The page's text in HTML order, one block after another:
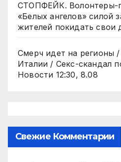
СТОПФЕЙК. Волонтеры-
«Белых ангелов» силой
жителей покидать свои
Смерч идет на регионы
Италии / Секс-скандал
Новости 12:30, 8.08
Свежие Комментарии